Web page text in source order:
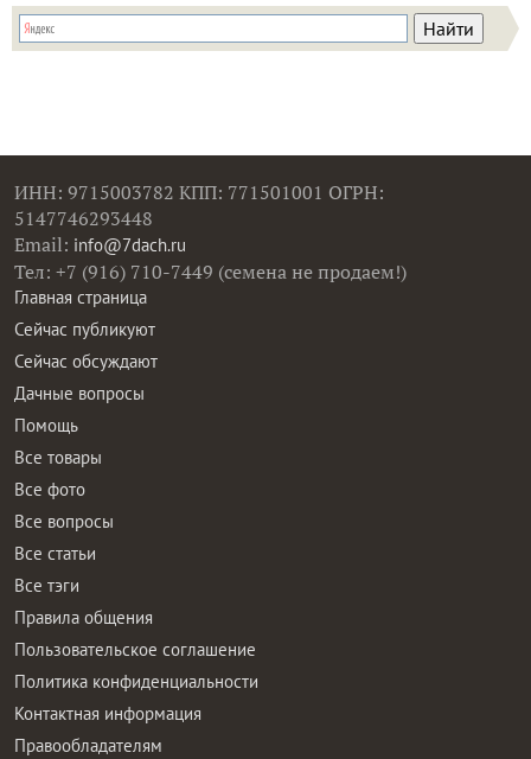
ИНН: 9715003782 КПП: 771501001 ОГРН:
5147746293448
Email: info@7dach.ru
Тел: +7 (916) 710-7449 (семена не продаем!)
Главная страница
Сейчас публикуют
Сейчас обсуждают
Дачные вопросы
Помощь
Все товары
Все фото
Все вопросы
Все статьи
Все тэги
Правила общения
Пользовательское соглашение
Политика конфиденциальности
Контактная информация
Правообладателям